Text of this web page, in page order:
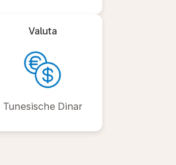
Valuta
Tunesische Dinar